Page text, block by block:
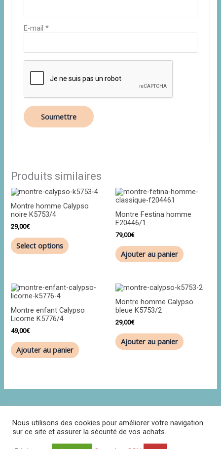
E-mail *
Produits similaires
Montre homme Calypso
noire K5753/4
29,00€
Select options
Montre Festina homme
F20446/1
79,00€
Ajouter au panier
Montre enfant Calypso
Licorne K5776/4
49,00€
Ajouter au panier
Montre homme Calypso
bleue K5753/2
29,00€
Ajouter au panier
Nous utilisons des cookies pour améliorer votre navigation
sur ce site et assurer la sécurité de vos achats.